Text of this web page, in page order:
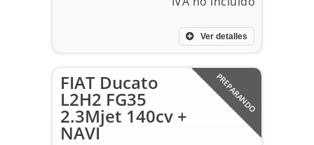
Ver detalles
PREPARANDO
FIAT Ducato
L2H2 FG35
2.3Mjet 140cv +
NAVI